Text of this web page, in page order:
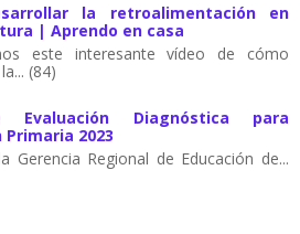
la retroalimentación en
| Aprendo en casa
este interesante vídeo de cómo
(84)
Evaluación Diagnóstica para
Primaria 2023
Gerencia Regional de Educación de...